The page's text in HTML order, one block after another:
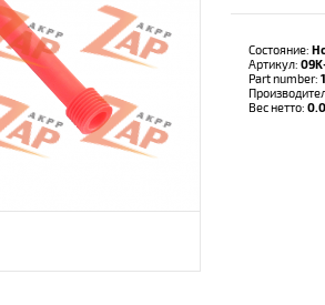
Состояние:
Артикул:
Part number:
Вес нетто: